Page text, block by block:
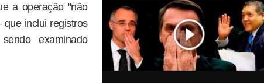
a operação "não
inclui registros
examinado